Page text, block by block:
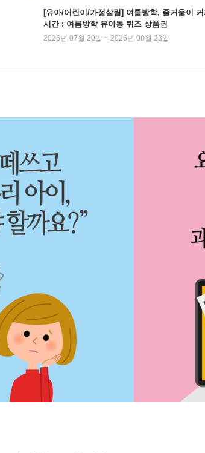
[유아/어린이/가정살림] 여름방학, 줄거움이
시간 : 여름방학 유아동 퀴즈 상품권
2026년 07월 20일 ~ 2026년 08월 23일